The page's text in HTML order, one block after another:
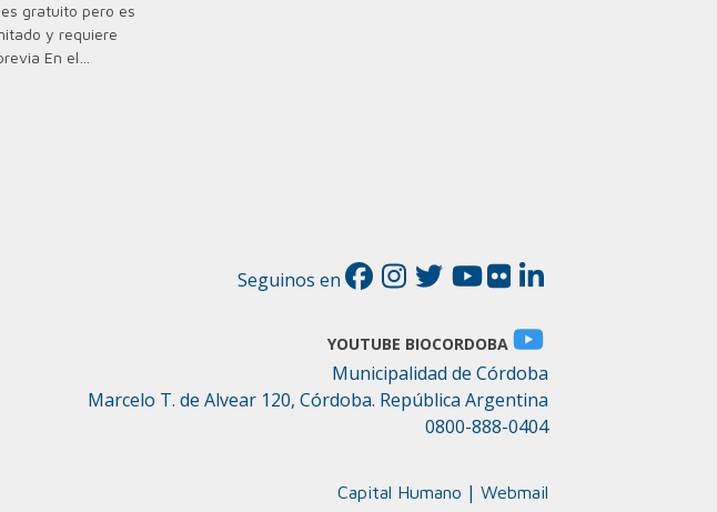
gratuito pero es
y requiere
En el…
Seguinos en
YOUTUBE BIOCORDOBA
Municipalidad de Córdoba
Marcelo T. de Alvear 120, Córdoba. República Argentina
0800-888-0404
Capital Humano | Webmail